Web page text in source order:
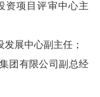
项目评审中心主
展中心副主任；
团有限公司副总经